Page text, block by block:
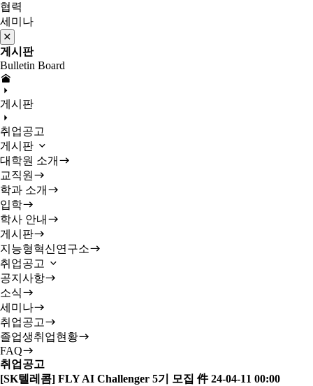
협력
세미나
게시판
Bulletin Board
게시판
취업공고
게시판
대학원 소개
교직원
학과 소개
입학
학사 안내
게시판
지능형혁신연구소
취업공고
공지사항
소식
세미나
취업공고
졸업생취업현황
FAQ
취업공고
[SK텔레콤] FLY AI Challenger 5기 모집 件24-04-11 00:00